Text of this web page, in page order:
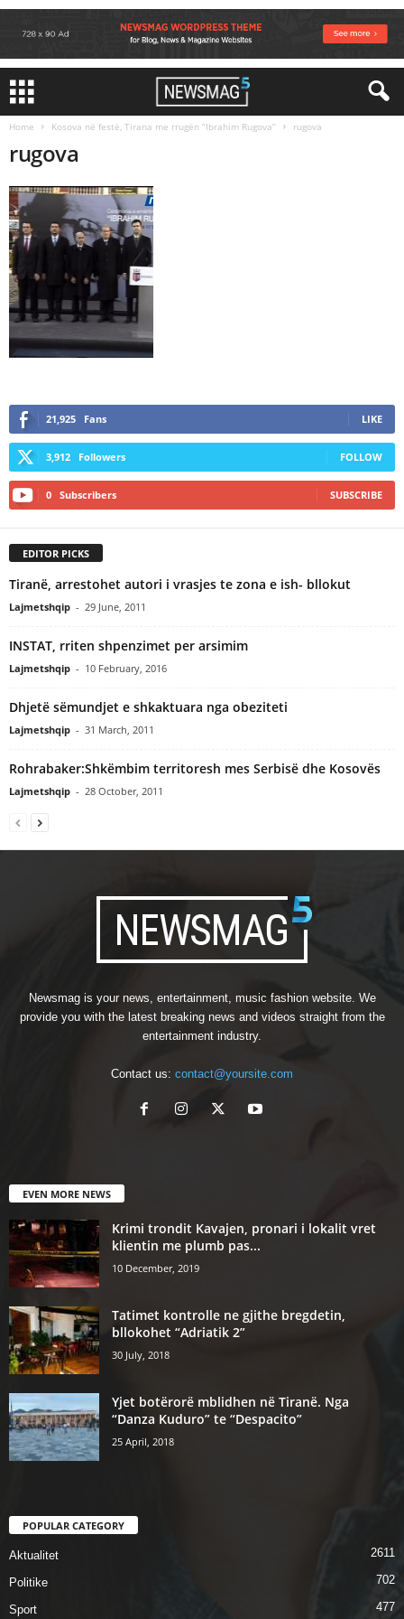
Home Kosova në festë, Tirana me rrugën “Ibrahim Rugova” rugova
rugova
21,925 Fans LIKE
3,912 Followers FOLLOW
0 Subscribers SUBSCRIBE
EDITOR PICKS
Tiranë, arrestohet autori i vrasjes te zona e ish- bllokut
Lajmetshqip - 29 June, 2011
INSTAT, rriten shpenzimet per arsimim
Lajmetshqip - 10 February, 2016
Dhjetë sëmundjet e shkaktuara nga obeziteti
Lajmetshqip - 31 March, 2011
Rohrabaker:Shkëmbim territoresh mes Serbisë dhe Kosovës
Lajmetshqip - 28 October, 2011
Newsmag is your news, entertainment, music fashion website. We
provide you with the latest breaking news and videos straight from the
entertainment industry.
Contact us: contact@yoursite.com
EVEN MORE NEWS
Krimi trondit Kavajen, pronari i lokalit vret
klientin me plumb pas...
10 December, 2019
Tatimet kontrolle ne gjithe bregdetin,
bllokohet “Adriatik 2”
30 July, 2018
Yjet botërorë mblidhen në Tiranë. Nga
“Danza Kuduro” te “Despacito”
25 April, 2018
POPULAR CATEGORY
Aktualitet 2611
Politike 702
Sport 477